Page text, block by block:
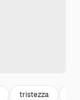
tristezza